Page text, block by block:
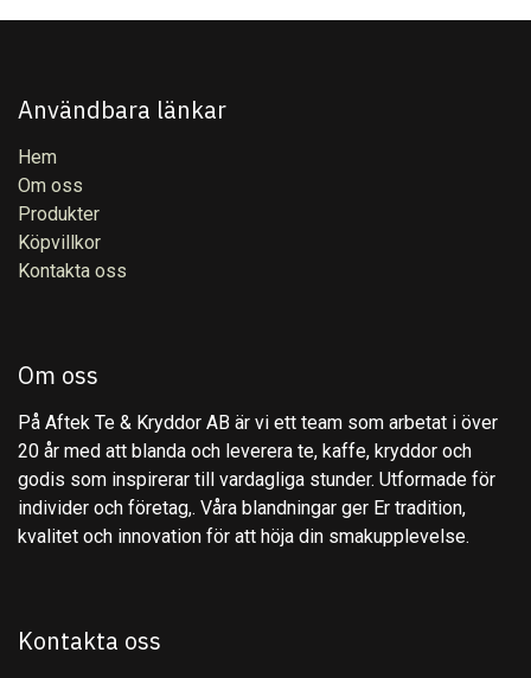
Användbara länkar
Hem
Om oss
Produkter
Köpvillkor
Kontakta oss
Om oss
På Aftek Te & Kryddor AB är vi ett team som arbetat i över
20 år med att blanda och leverera te, kaffe, kryddor och
godis som inspirerar till vardagliga stunder. Utformade för
individer och företag,. Våra blandningar ger Er tradition,
kvalitet och innovation för att höja din smakupplevelse.
Kontakta oss